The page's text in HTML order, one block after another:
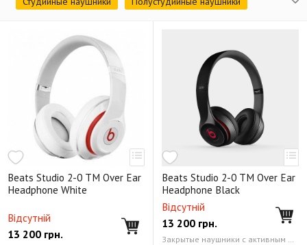
Беспроводные закрытые наушники
Серия ди-джейских наушников от David Guetta
Вакуумные наушники с гарнитурой
Серия urBeats
Серия наушников с гарнитурой для занятий спортом
Beats Studio 2-0 TM Over Ear
Headphone White
Відсутній
13 200 грн.
Beats Studio 2-0 TM Over Ear
Headphone Black
Відсутній
13 200 грн.
Закрытые наушники с активным шумоподавлением сменные, кожзам